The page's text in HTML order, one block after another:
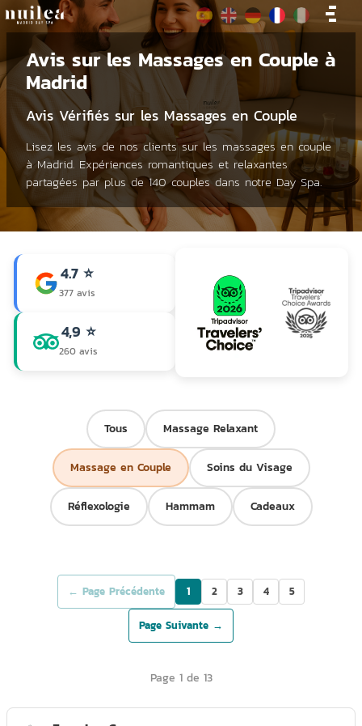
Avis sur les Massages en Couple à
Madrid
Avis Vérifiés sur les Massages en Couple
Lisez les avis de nos clients sur les massages en couple
à Madrid. Expériences romantiques et relaxantes
partagées par plus de 140 couples dans notre Day Spa.
4.7 ⭐
377 avis
4,9 ⭐
260 avis
Tous Massage Relaxant
Massage en Couple Soins du Visage
Réflexologie Hammam Cadeaux
← Page Précédente 1 2 3 4 5
Page Suivante →
Page 1 de 13